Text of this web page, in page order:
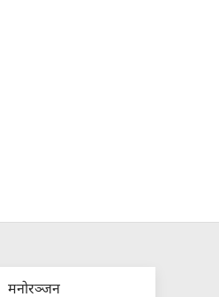
मनोरञ्जन